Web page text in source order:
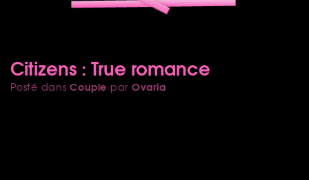
Citizens : True romance
Posté dansCouple par Ovaria